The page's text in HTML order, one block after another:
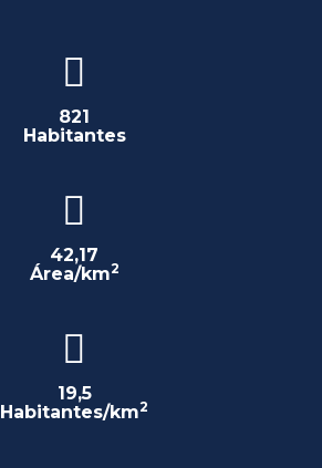
821
Habitantes
42,17
Área/km2
19,5
Habitantes/km2